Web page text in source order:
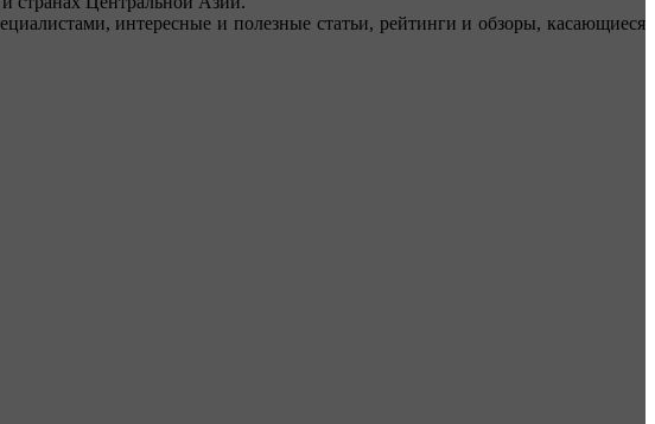
интересные и полезные статьи, рейтинги и обзоры, касающиеся